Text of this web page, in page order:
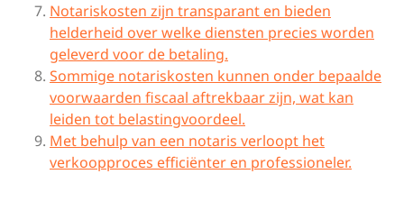
Notariskosten zijn transparant en bieden
helderheid over welke diensten precies worden
geleverd voor de betaling.
Sommige notariskosten kunnen onder bepaalde
voorwaarden fiscaal aftrekbaar zijn, wat kan
leiden tot belastingvoordeel.
Met behulp van een notaris verloopt het
verkoopproces efficiënter en professioneler.